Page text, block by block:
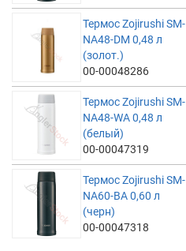
Термос Zojirushi SM-
NA48-DM 0,48 л
(золот.)
00-00048286
Термос Zojirushi SM-
NA48-WA 0,48 л
(белый)
00-00047319
Термос Zojirushi SM-
NA60-BA 0,60 л
(черн)
00-00047318